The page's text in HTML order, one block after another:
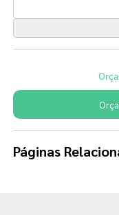
Páginas